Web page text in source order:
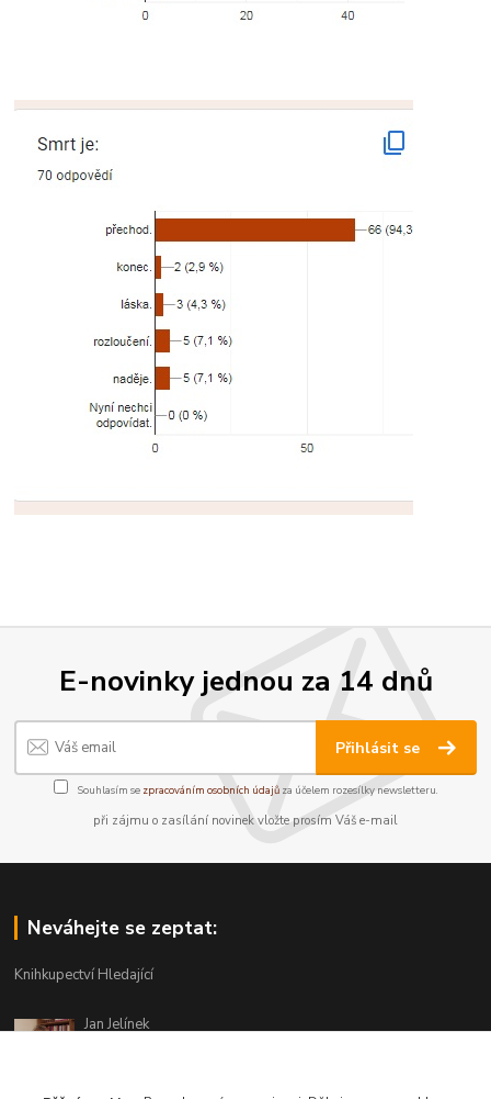
E-novinky jednou za 14 dnů
Přihlásit se
Souhlasím se zpracováním osobních údajůza účelem rozesílky newsletteru.
při zájmu o zasílání novinek vložte prosím Váš e-mail
Neváhejte se zeptat:
Knihkupectví Hledající
Jan Jelínek